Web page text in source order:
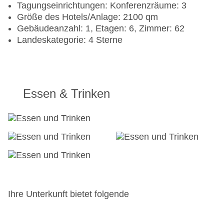
Tagungseinrichtungen: Konferenzräume: 3
Größe des Hotels/Anlage: 2100 qm
Gebäudeanzahl: 1, Etagen: 6, Zimmer: 62
Landeskategorie: 4 Sterne
Essen & Trinken
Ihre Unterkunft bietet folgende